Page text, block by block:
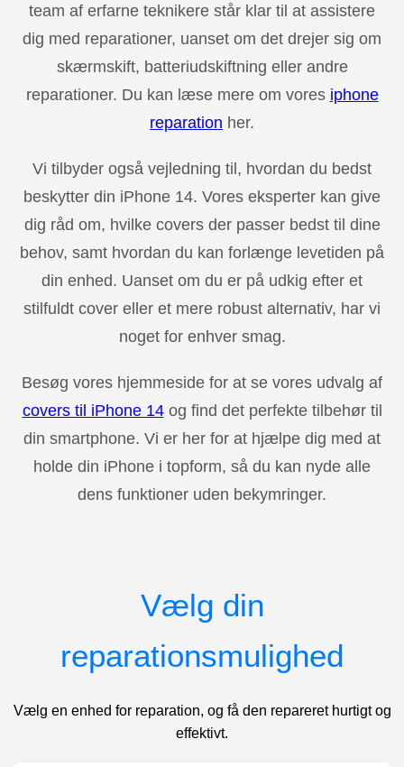
team af erfarne teknikere står klar til at assistere
dig med reparationer, uanset om det drejer sig om
skærmskift, batteriudskiftning eller andre
reparationer. Du kan læse mere om vores iphone
reparation her.
Vi tilbyder også vejledning til, hvordan du bedst
beskytter din iPhone 14. Vores eksperter kan give
dig råd om, hvilke covers der passer bedst til dine
behov, samt hvordan du kan forlænge levetiden på
din enhed. Uanset om du er på udkig efter et
stilfuldt cover eller et mere robust alternativ, har vi
noget for enhver smag.
Besøg vores hjemmeside for at se vores udvalg af
covers til iPhone 14og find det perfekte tilbehør til
din smartphone. Vi er her for at hjælpe dig med at
holde din iPhone i topform, så du kan nyde alle
dens funktioner uden bekymringer.
Vælg din
reparationsmulighed
Vælg en enhed for reparation, og få den repareret hurtigt og
effektivt.